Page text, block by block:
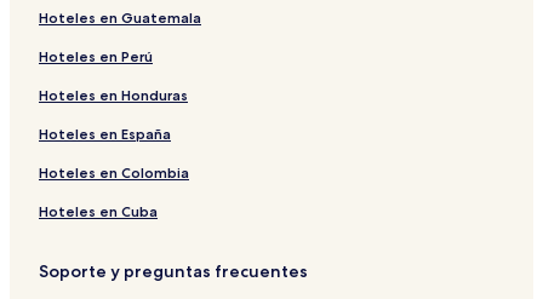
Hoteles 3 estrellas en Calheta
Hoteles 4 estrellas en Calheta
Hoteles de playa en Calheta
Hoteles en Calheta
Departamentos en Ponta do Sol
Hoteles 3 estrellas en Ponta do Sol
Hoteles baratos en Porto Moniz
Hoteles en Guatemala
Hoteles en Perú
Hoteles en Honduras
Hoteles en España
Hoteles en Colombia
Hoteles en Cuba
Soporte y preguntas frecuentes